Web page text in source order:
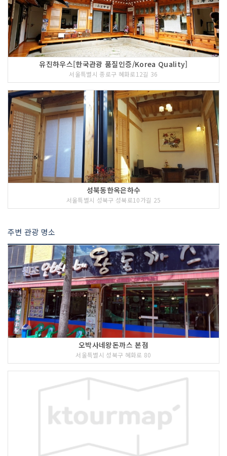
유진하우스[한국관광 품질인증/Korea Quality]
서울특별시 종로구 혜화로12길 36
성북동한옥은하수
서울특별시 성북구 성북로10가길 25
주변 관광 명소
오박사네왕돈까스 본점
서울특별시 성북구 혜화로 80